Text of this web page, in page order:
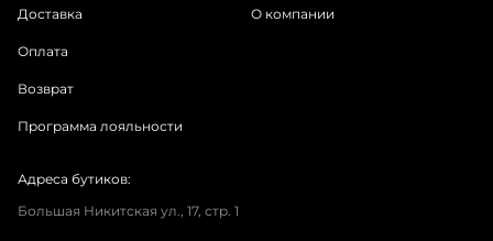
Доставка
Оплата
Возврат
Программа лояльности
О компании
Адреса бутиков:
Большая Никитская ул., 17, стр. 1